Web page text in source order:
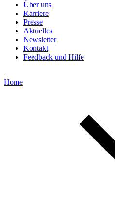
Über uns
Karriere
Presse
Aktuelles
Newsletter
Kontakt
Feedback und Hilfe
Home